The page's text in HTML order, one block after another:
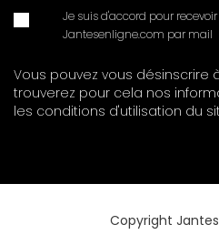
Je suis d'accord pour
Jantesenligne.com par mail
Vous pouvez vous désinscrire
trouverez pour cela nos
les conditions d'utilisation du
Copyright